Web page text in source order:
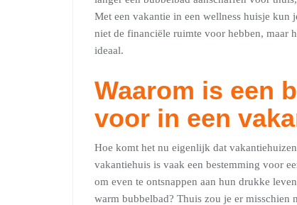
Met een vakantie in een wellness huisje kun
niet de financiële ruimte voor hebben, maar
ideaal.
Waarom is een
voor in een
Hoe komt het nu eigenlijk dat
vakantiehuis is vaak een bestemming voor
om even te ontsnappen aan hun drukke
warm bubbelbad? Thuis zou je er misschien